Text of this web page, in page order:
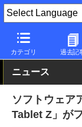
カテゴリ 過去記
PC Watch パソコ
ニュース
ソフトウェア
Tablet Z」が